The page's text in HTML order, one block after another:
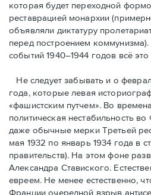
которая будет переходной
реставрацией монархии
объявляли диктатуру
перед построением
событий 1940–1944 годов всё это
Не следует забывать и о
года, которые левая
«фашистским путчем». Во
политическая нестабильность
даже обычные мерки Третьей
мая 1932 по январь 1934 года в
правительств). На этом фоне
Александра Ставиского.
евреем. Не менее естественно,
Франции очередной взрыв